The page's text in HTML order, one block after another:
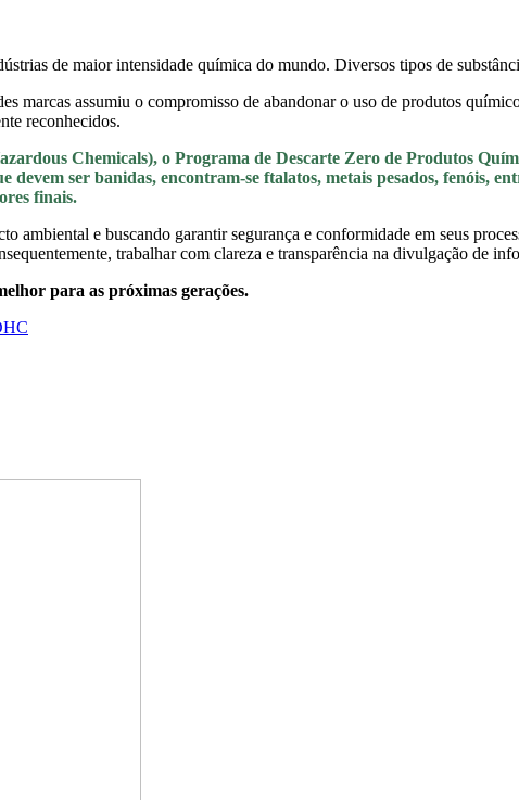
de maior intensidade química do mundo. Diversos tipos de
marcas assumiu o compromisso de abandonar o uso de produtos
reconhecidos.
Chemicals), o Programa de Descarte Zero de Produtos
devem ser banidas, encontram-se ftalatos, metais pesados, fenóis,
finais.
ambiental e buscando garantir segurança e conformidade em seus
trabalhar com clareza e transparência na divulgação de
para as próximas gerações.